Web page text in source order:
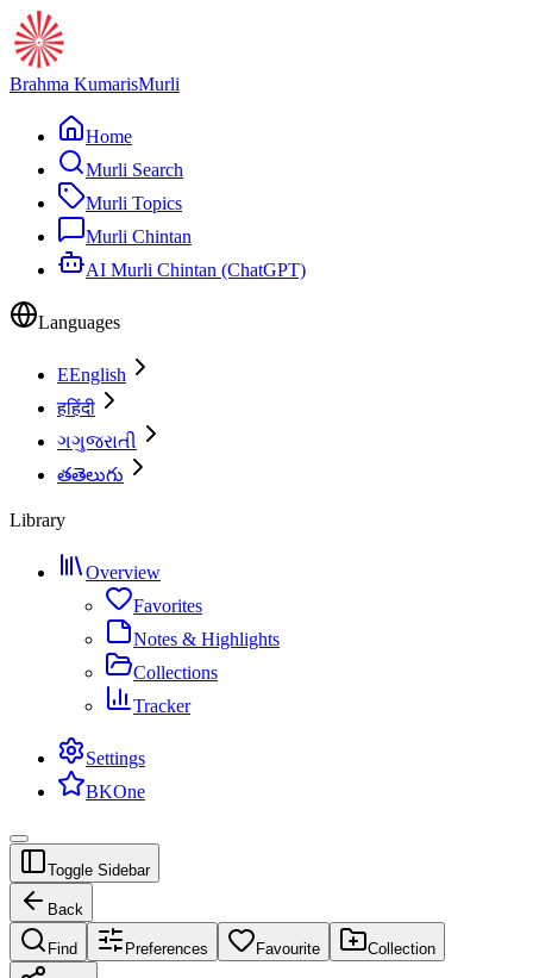
Brahma KumarisMurli
Home
Murli Search
Murli Topics
Murli Chintan
AI Murli Chintan (ChatGPT)
Languages
EEnglish
हहिंदी
ગગુજરાતી
తతెలుగు
Library
Overview
Favorites
Notes & Highlights
Collections
Tracker
Settings
BKOne
Toggle Sidebar
Back
Find Preferences Favourite Collection